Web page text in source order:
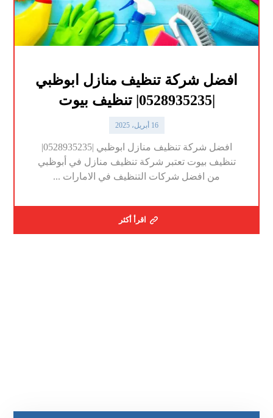
افضل شركة تنظيف منازل ابوظبي
|0528935235| تنظيف بيوت
16 أبريل، 2025
افضل شركة تنظيف منازل ابوظبي |0528935235|
تنظيف بيوت تعتبر شركة تنظيف منازل في أبوظبي
من افضل شركات التنظيف في الامارات ...
اقرأ أكثر